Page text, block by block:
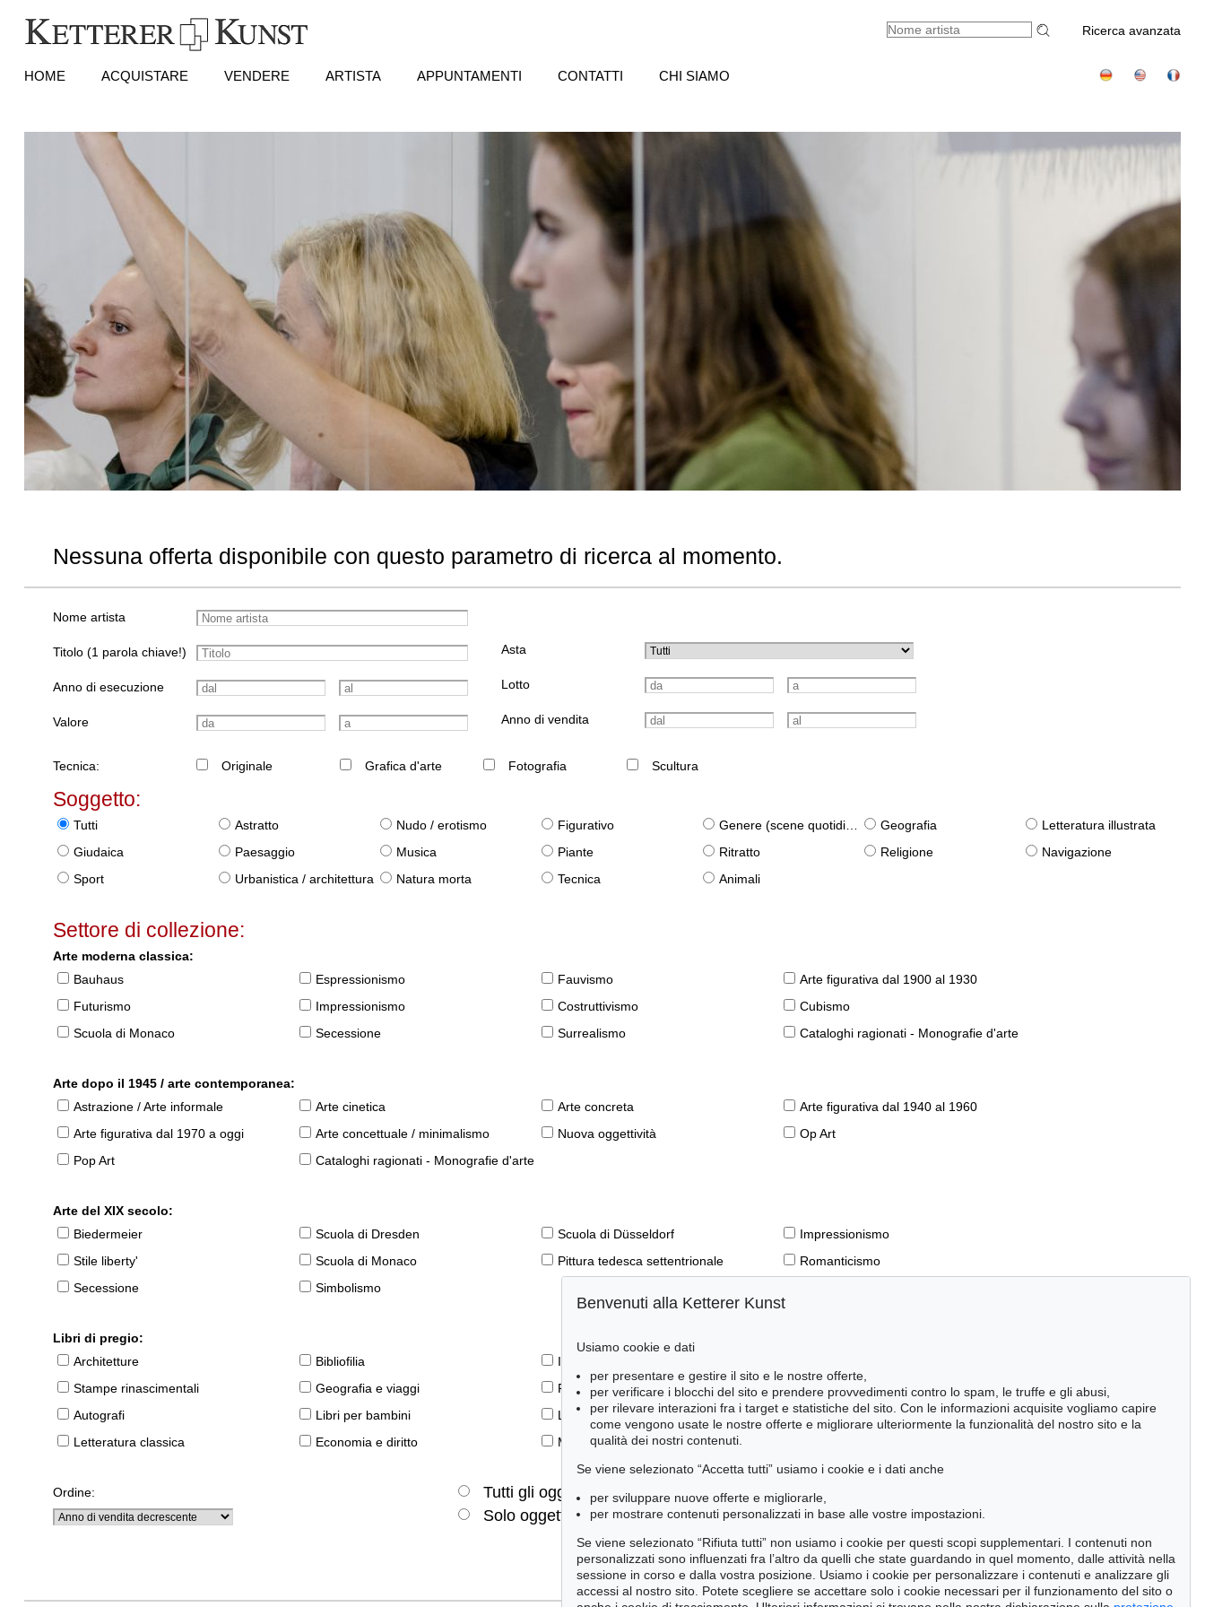
Ricerca avanzata
HOME ACQUISTARE VENDERE ARTISTA APPUNTAMENTI CONTATTI CHI SIAMO
Nessuna offerta disponibile con questo parametro di ricerca al momento.
Nome artista
Titolo (1 parola chiave!)
Anno di esecuzione
Valore
Asta
Lotto
Anno di vendita
Tecnica: Originale Grafica d'arte Fotografia Scultura
Soggetto:
Tutti Astratto Nudo / erotismo Figurativo Genere (scene quotidiane) Geografia
Letteratura illustrata
Giudaica
Paesaggio Musica Piante Ritratto Religione
Navigazione
Sport
Urbanistica / architettura Natura morta Tecnica Animali
Settore di collezione:
Arte moderna classica:
Bauhaus
Espressionismo Fauvismo
Arte figurativa dal 1900 al 1930
Futurismo
Impressionismo Costruttivismo
Cubismo
Scuola di Monaco
Secessione Surrealismo Cataloghi ragionati - Monografie d'arte
Arte dopo il 1945 / arte contemporanea:
Astrazione / Arte informale
Arte cinetica Arte concreta
Arte figurativa dal 1940 al 1960
Arte figurativa dal 1970 a oggi
Arte concettuale / minimalismo Nuova oggettività
Op Art
Pop Art
Cataloghi ragionati - Monografie d'arte
Arte del XIX secolo:
Biedermeier
Scuola di Dresden Scuola di Düsseldorf
Impressionismo
Stile liberty'
Scuola di Monaco Pittura tedesca settentrionale
Romanticismo
Secessione
Simbolismo
Libri di pregio:
Architetture
Bibliofilia Il libro e la modernità
Stampe rinascimentali
Geografia e viaggi Prime edizioni
Manoscritti antichi
Autografi
Libri per bambini Lifestyle
Pietre miliari delle scienze naturali
Letteratura classica
Economia e diritto Meraviglie della natura
Ordine: Tutti gli oggetti
Solo offerte attuali
Solo oggetti venduti
Benvenuti alla Ketterer Kunst
Usiamo cookie e dati
per presentare e gestire il sito e le nostre offerte,
per verificare i blocchi del sito e prendere provvedimenti contro lo spam, le truffe e gli abusi,
per rilevare interazioni fra i target e statistiche del sito. Con le informazioni acquisite vogliamo capire
come vengono usate le nostre offerte e migliorare ulteriormente la funzionalità del nostro sito e la
qualità dei nostri contenuti.
Se viene selezionato “Accetta tutti” usiamo i cookie e i dati anche
per sviluppare nuove offerte e migliorarle,
per mostrare contenuti personalizzati in base alle vostre impostazioni.
Se viene selezionato “Rifiuta tutti” non usiamo i cookie per questi scopi supplementari. I contenuti non
personalizzati sono influenzati fra l’altro da quelli che state guardando in quel momento, dalle attività nella
sessione in corso e dalla vostra posizione. Usiamo i cookie per personalizzare i contenuti e analizzare gli
accessi al nostro sito. Potete scegliere se accettare solo i cookie necessari per il funzionamento del sito o